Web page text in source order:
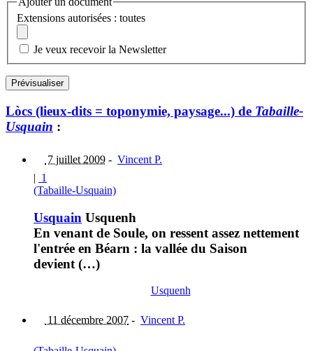
Extensions autorisées : toutes
Je veux recevoir la Newsletter
Lòcs (lieux-dits = toponymie, paysage...) de Tabaille-
Usquain :
7 juillet 2009 - Vincent P.
| 1
(Tabaille-Usquain)
Usquain Usquenh
En venant de Soule, on ressent assez nettement
l'entrée en Béarn : la vallée du Saison
devient (…)
Usquenh
11 décembre 2007 - Vincent P.